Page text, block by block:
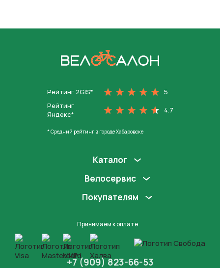
Рейтинг 2GIS*
5
Рейтинг
Яндекс*
4.7
* Средний рейтинг в городе Хабаровске
Каталог
Велосервис
Покупателям
Принимаем к оплате
+7 (909) 823-66-53